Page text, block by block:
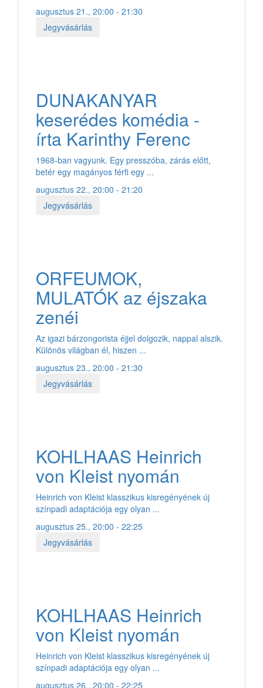
augusztus 21., 20:00 - 21:30
Jegyvásárlás
DUNAKANYAR
keserédes komédia -
írta Karinthy Ferenc
1968-ban vagyunk. Egy presszóba, zárás előtt,
betér egy magányos férfi egy ...
augusztus 22., 20:00 - 21:20
Jegyvásárlás
ORFEUMOK,
MULATÓK az éjszaka
zenéi
Az igazi bárzongorista éjjel dolgozik, nappal alszik.
Különös világban él, hiszen ...
augusztus 23., 20:00 - 21:30
Jegyvásárlás
KOHLHAAS Heinrich
von Kleist nyomán
Heinrich von Kleist klasszikus kisregényének új
színpadi adaptációja egy olyan ...
augusztus 25., 20:00 - 22:25
Jegyvásárlás
KOHLHAAS Heinrich
von Kleist nyomán
Heinrich von Kleist klasszikus kisregényének új
színpadi adaptációja egy olyan ...
augusztus 26., 20:00 - 22:25